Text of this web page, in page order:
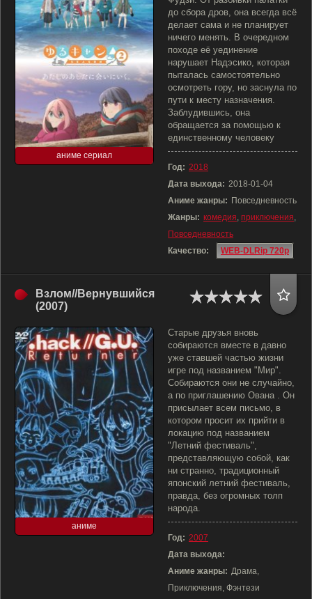
аниме сериал
до сбора дров, она всегда всё
делает сама и не планирует
ничего менять. В очередном
походе её уединение
нарушает Надэсико, которая
пыталась самостоятельно
осмотреть гору, но заснула по
пути к месту назначения.
Заблудившись, она
обращается за помощью к
единственному человеку
Год: 2018
Дата выхода: 2018-01-04
Аниме жанры: Повседневность
Жанры: комедия, приключения,
Повседневность
Качество:
WEB-DLRip 720p
Взлом//Вернувшийся
(2007)
аниме
Старые друзья вновь
собираются вместе в давно
уже ставшей частью жизни
игре под названием "Мир".
Собираются они не случайно,
а по приглашению Ована . Он
присылает всем письмо, в
котором просит их прийти в
локацию под названием
"Летний фестиваль",
представляющую собой, как
ни странно, традиционный
японский летний фестиваль,
правда, без огромных толп
народа.
Год: 2007
Дата выхода:
Аниме жанры: Драма,
Приключения, Фэнтези